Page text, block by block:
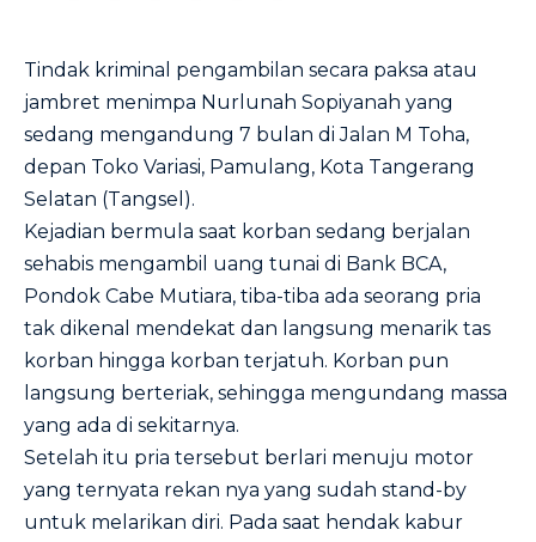
Tindak kriminal pengambilan secara paksa atau
jambret menimpa Nurlunah Sopiyanah yang
sedang mengandung 7 bulan di Jalan M Toha,
depan Toko Variasi, Pamulang, Kota Tangerang
Selatan (Tangsel).
Kejadian bermula saat korban sedang berjalan
sehabis mengambil uang tunai di Bank BCA,
Pondok Cabe Mutiara, tiba-tiba ada seorang pria
tak dikenal mendekat dan langsung menarik tas
korban hingga korban terjatuh. Korban pun
langsung berteriak, sehingga mengundang massa
yang ada di sekitarnya.
Setelah itu pria tersebut berlari menuju motor
yang ternyata rekan nya yang sudah stand-by
untuk melarikan diri. Pada saat hendak kabur